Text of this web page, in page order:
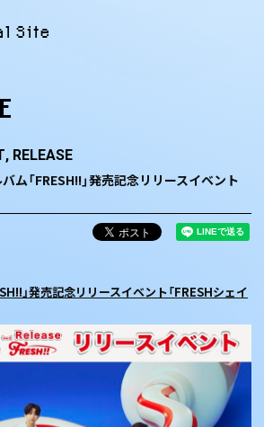
Site
RELEASE
ム「FRESH!!」発売記念リリースイベント
」発売記念リリースイベント「FRESHシェイ